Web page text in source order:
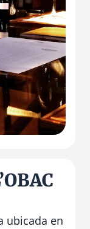
ubicada en